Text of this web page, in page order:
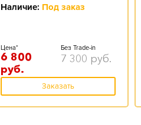
Наличие: Под заказ
Цена*
6 800
руб.
Без Trade-in
7 300 руб.
Заказать